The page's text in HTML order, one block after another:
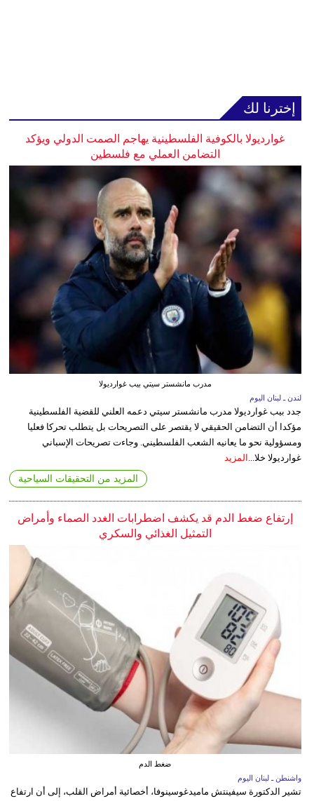
إخترنا لك
غوارديولا بالكوفية الفلسطينية يهاجم الصمت الدولي ويؤكد
التضامن العملي مع فلسطين
مدرب مانشستر سيتي بيب غوارديولا
لندن ـ لبنان اليوم
جدد بيب غوارديولا مدرب مانشستر سيتي دعمه العلني للقضية الفلسطينية
مؤكدا أن التضامن الحقيقي لا يقتصر على التصريحات بل يتطلب تحركا فعليا
ومسؤولية نحو ما يعانيه الشعب الفلسطيني. وجاءت تصريحات الإسباني
غوارديولا خلا... المزيد
المزيد من التحقيقات السياحية
إرتفاع ضغط الدم قد يكشف اضطرابات الغدد الصماء وأمراض
التمثيل الغذائي والسكري
ضغط الدم
واشنطن ـ لبنان اليوم
تشير الدكتورة سيفينتش ماميدغوسينوفا، أخصائية أمراض القلب، إلى أن ارتفاع